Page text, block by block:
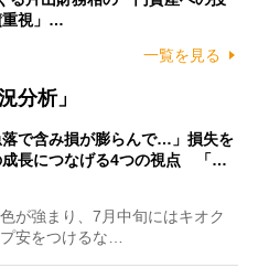
重視」…
一覧を見る
分析」
落で含み損が膨らんで…」損失を
成長につなげる4つの視点 「…
が強まり、7月中旬にはキオク
安をつけるな…